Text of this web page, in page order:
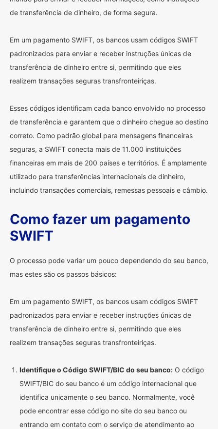
de transferência de dinheiro, de forma segura.
Em um pagamento SWIFT, os bancos usam códigos SWIFT
padronizados para enviar e receber instruções únicas de
transferência de dinheiro entre si, permitindo que eles
realizem transações seguras transfronteiriças.
Esses códigos identificam cada banco envolvido no processo
de transferência e garantem que o dinheiro chegue ao destino
correto. Como padrão global para mensagens financeiras
seguras, a SWIFT conecta mais de 11.000 instituições
financeiras em mais de 200 países e territórios. É amplamente
utilizado para transferências internacionais de dinheiro,
incluindo transações comerciais, remessas pessoais e câmbio.
Como fazer um pagamento
SWIFT
O processo pode variar um pouco dependendo do seu banco,
mas estes são os passos básicos:
Em um pagamento SWIFT, os bancos usam códigos SWIFT
padronizados para enviar e receber instruções únicas de
transferência de dinheiro entre si, permitindo que eles
realizem transações seguras transfronteiriças.
Identifique o Código SWIFT/BIC do seu banco: O código
SWIFT/BIC do seu banco é um código internacional que
identifica unicamente o seu banco. Normalmente, você
pode encontrar esse código no site do seu banco ou
entrando em contato com o serviço de atendimento ao